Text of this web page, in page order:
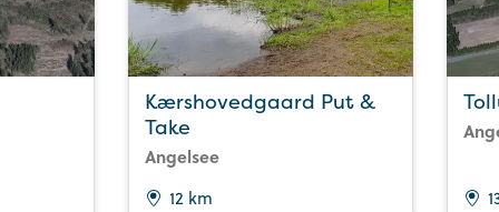
Kærshovedgaard Put &
Take
Angelsee
12 km